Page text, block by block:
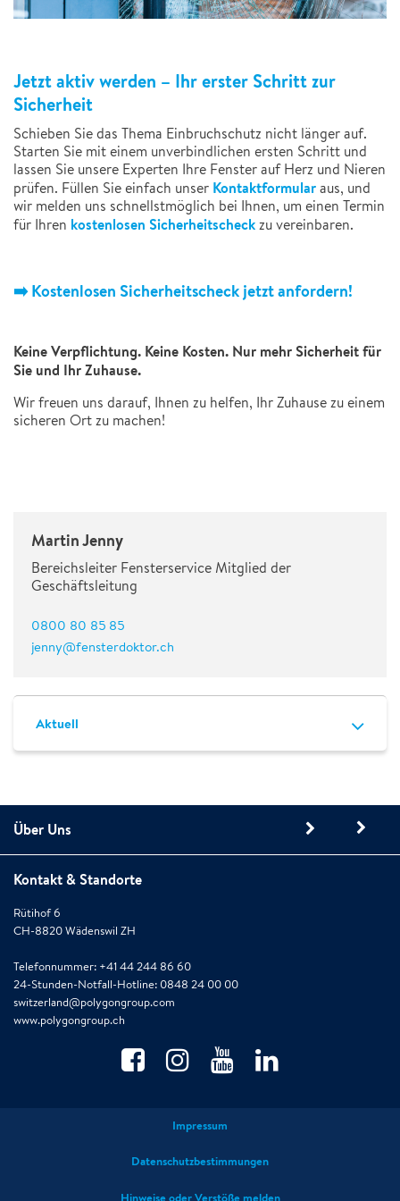
Jetzt aktiv werden – Ihr erster Schritt zur
Sicherheit
Schieben Sie das Thema Einbruchschutz nicht länger auf.
Starten Sie mit einem unverbindlichen ersten Schritt und
lassen Sie unsere Experten Ihre Fenster auf Herz und Nieren
prüfen. Füllen Sie einfach unser Kontaktformularaus, und
wir melden uns schnellstmöglich bei Ihnen, um einen Termin
für Ihren kostenlosen Sicherheitscheckzu vereinbaren.
➡️Kostenlosen Sicherheitscheck jetzt anfordern!
Keine Verpflichtung. Keine Kosten. Nur mehr Sicherheit für
Sie und Ihr Zuhause.
Wir freuen uns darauf, Ihnen zu helfen, Ihr Zuhause zu einem
sicheren Ort zu machen!
Martin Jenny
Bereichsleiter Fensterservice Mitglied der
Geschäftsleitung
0800 80 85 85
jenny@fensterdoktor.ch
Aktuell
Über Uns
Kontakt & Standorte
Rütihof 6
CH-8820 Wädenswil ZH
Telefonnummer: +41 44 244 86 60
24-Stunden-Notfall-Hotline: 0848 24 00 00
switzerland@polygongroup.com
www.polygongroup.ch
Impressum
Datenschutzbestimmungen
Hinweise oder Verstöße melden